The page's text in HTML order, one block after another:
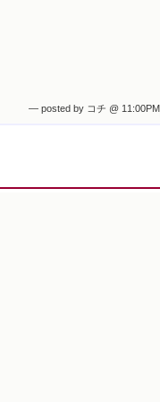
— posted by コチ @ 11:00PM